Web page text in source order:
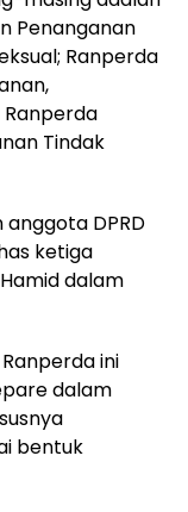
Penanganan
Ranperda
Tindak
DPRD
ketiga
dalam
ini
dalam
bentuk